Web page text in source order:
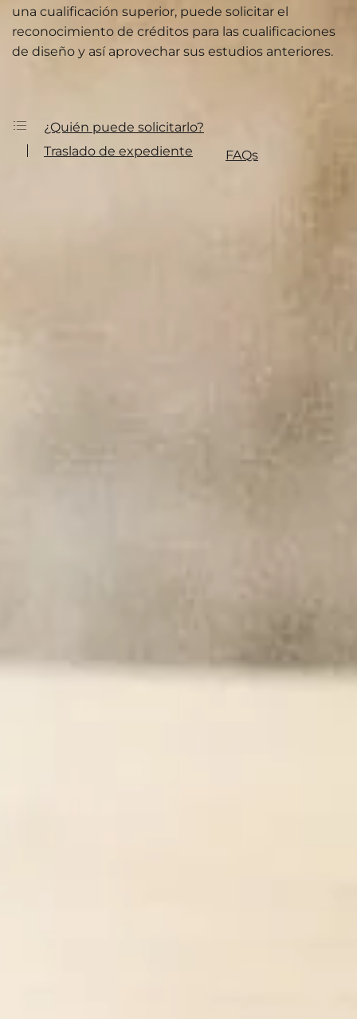
una cualificación superior, puede solicitar el
reconocimiento de créditos para las cualificaciones
de diseño y así aprovechar sus estudios anteriores.
¿Quién puede solicitarlo?
Traslado de expediente
FAQs